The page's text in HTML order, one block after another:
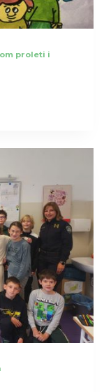
proleti i